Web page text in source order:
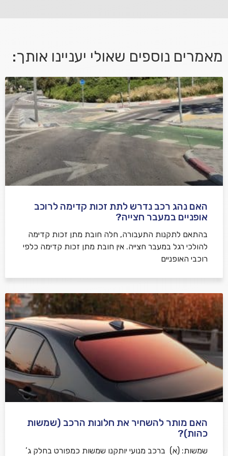
אני מאשר/ת קבלת דיוור במייל ושימוש בפרטים בהתאם
למדיניות הפרטיות
שלח משוב
מאמרים נוספים שאולי יעניינו אותך:
האם נהג רכב נדרש לתת זכות קדימה לרוכב
אופניים במעבר חצייה?
בהתאם לתקנות התעבורה, חלה חובת מתן זכות קדימה
להולכי רגל במעבר חצייה. אין חובת מתן זכות קדימה כלפי
רוכבי האופניים
האם מותר להשחיר את חלונות הרכב (שמשות
כהות)?
שמשות: (א) ברכב מנועי יותקנו שמשות כמפורט בחלק ג’